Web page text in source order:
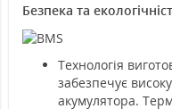
Безпека та
Технологія
забезпечує
акумулятора.